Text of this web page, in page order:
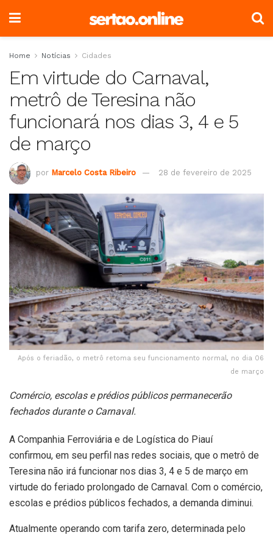
Home Notícias Cidades
Em virtude do Carnaval,
metrô de Teresina não
funcionará nos dias 3, 4 e 5
de março
por Marcelo Costa Ribeiro 28 de fevereiro de 2025
Após o feriadão, o metrô retoma seu funcionamento normal, no dia 06
de março
Comércio, escolas e prédios públicos permanecerão
fechados durante o Carnaval.
A Companhia Ferroviária e de Logística do Piauí
confirmou, em seu perfil nas redes sociais, que o metrô de
Teresina não irá funcionar nos dias 3, 4 e 5 de março em
virtude do feriado prolongado de Carnaval. Com o comércio,
escolas e prédios públicos fechados, a demanda diminui.
Atualmente operando com tarifa zero, determinada pelo